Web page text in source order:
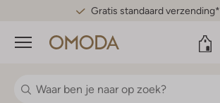
Gratis standaard verzending*
Menu